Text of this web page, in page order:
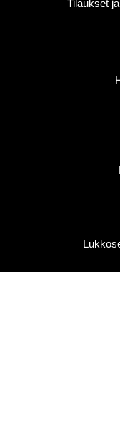
Tilaukset